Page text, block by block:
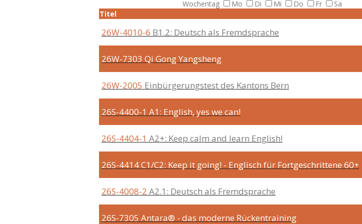
Wochentag
Mo Di Mi Do Fr Sa
Titel
26W-4010-6 B1.2: Deutsch als Fremdsprache
26W-7303 Qi Gong Yangsheng
26W-2005 Einbürgerungstest des Kantons Bern
26S-4400-1 A1: English, yes we can!
26S-4404-1 A2+: Keep calm and learn English!
26S-4414C1/C2: Keep it going! - Englisch für Fortgeschrittene 60+
26S-4008-2 A2.1: Deutsch als Fremdsprache
26S-7305 Antara® - das moderne Rückentraining